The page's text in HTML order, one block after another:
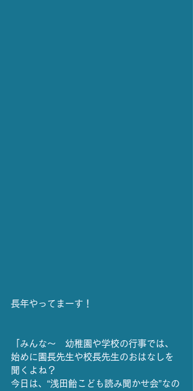
長年やってまーす！
「みんな〜　幼稚園や学校の行事では、
始めに園長先生や校長先生のおはなしを
聞くよね？
今日は、“浅田飴こども読み聞かせ会”なの